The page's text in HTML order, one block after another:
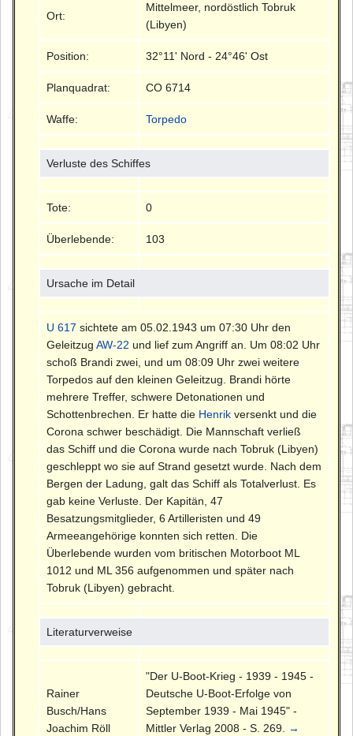
Ort:
Mittelmeer, nordöstlich Tobruk
(Libyen)
Position: 32°11' Nord - 24°46' Ost
Planquadrat: CO 6714
Waffe: Torpedo
Verluste des Schiffes
Tote: 0
Überlebende: 103
Ursache im Detail
U 617 sichtete am 05.02.1943 um 07:30 Uhr den
GeleitzugAW-22 und lief zum Angriff an. Um 08:02 Uhr
schoß Brandi zwei, und um 08:09 Uhr zwei weitere
Torpedos auf den kleinen Geleitzug. Brandi hörte
mehrere Treffer, schwere Detonationen und
Schottenbrechen. Er hatte die Henrik versenkt und die
Corona schwer beschädigt. Die Mannschaft verließ
das Schiff und die Corona wurde nach Tobruk (Libyen)
geschleppt wo sie auf Strand gesetzt wurde. Nach dem
Bergen der Ladung, galt das Schiff als Totalverlust. Es
gab keine Verluste. Der Kapitän, 47
Besatzungsmitglieder, 6 Artilleristen und 49
Armeeangehörige konnten sich retten. Die
Überlebende wurden vom britischen Motorboot ML
1012 und ML 356 aufgenommen und später nach
Tobruk (Libyen) gebracht.
Literaturverweise
Rainer
Busch/Hans
Joachim Röll
"Der U-Boot-Krieg - 1939 - 1945 -
Deutsche U-Boot-Erfolge von
September 1939 - Mai 1945" -
Mittler Verlag 2008 - S. 269.
→